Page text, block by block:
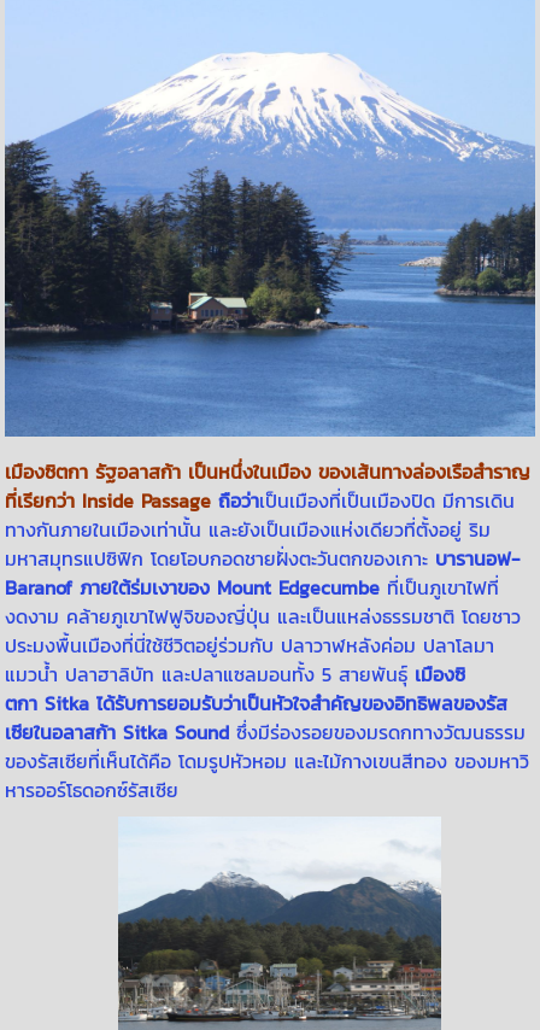
เมืองซิตกา รัฐอลาสก้า เป็นหนึ่งในเมือง ของเส้นทางล่องเรือสำราญ
ที่เรียกว่า Inside Passage ถือว่าเป็นเมืองที่เป็นเมืองปิด มีการเดิน
ทางกันภายในเมืองเท่านั้น และยังเป็นเมืองแห่งเดียวที่ตั้งอยู่ ริม
มหาสมุทรแปซิฟิก โดยโอบกอดชายฝั่งตะวันตกของเกาะ บารานอฟ-
Baranof ภายใต้ร่มเงาของ Mount Edgecumbe ที่เป็นภูเขาไฟที่
งดงาม คล้ายภูเขาไฟฟูจิของญี่ปุ่น และเป็นแหล่งธรรมชาติ โดยชาว
ประมงพื้นเมืองที่นี่ใช้ชีวิตอยู่ร่วมกับ ปลาวาฬหลังค่อม ปลาโลมา
แมวน้ำ ปลาฮาลิบัท และปลาแซลมอนทั้ง5สายพันธุ์ เมืองซิ
ตกา Sitka ได้รับการยอมรับว่าเป็นหัวใจสำคัญของอิทธิพลของรัส
เซียในอลาสก้า Sitka Sound ซึ่งมีร่องรอยของมรดกทางวัฒนธรรม
ของรัสเซียที่เห็นได้คือ โดมรูปหัวหอม และไม้กางเขนสีทอง ของมหาวิ
หารออร์โธดอกซ์รัสเซีย